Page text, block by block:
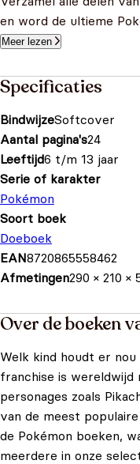
en word de ultieme
Meer lezen
Specificaties
BindwijzeSoftcover
Aantal pagina's24
Leeftijd6 t/m 13 jaar
Serie of karakter
Pokémon
Soort boek
Doeboek
EAN8720865558462
Afmetingen290 × 210 ×
Over de boeken
Welk kind houdt er nou
franchise is wereldwijd
personages zoals
van de meest
de Pokémon boeken,
meerdere in onze